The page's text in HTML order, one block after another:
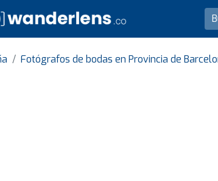
Fotógrafos de bodas en Provincia de